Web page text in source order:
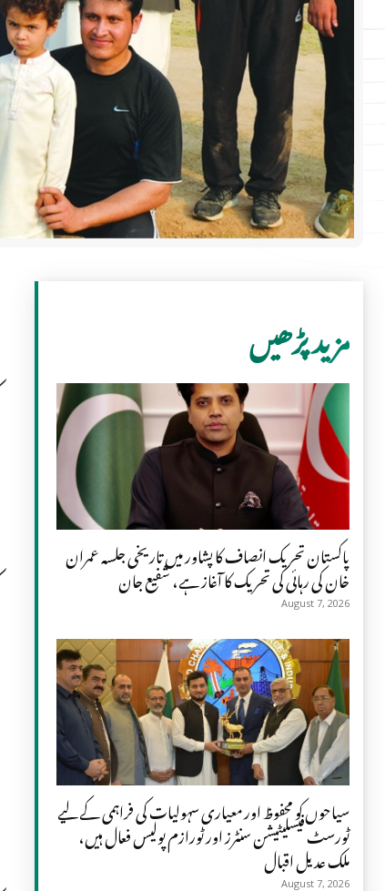
مزید پڑھیں
پاکستان تحریک انصاف کا پشاور میں تاریخی جلسہ عمران
خان کی رہائی کی تحریک کا آغاز ہے، شفیع جان
August 7, 2026
سیاحوں کو محفوظ اور معیاری سہولیات کی فراہمی کے لیے
ٹورسٹ فیسلیٹیشن سنٹرز اور ٹورازم پولیس فعال ہیں،
ملک عدیل اقبال
August 7, 2026